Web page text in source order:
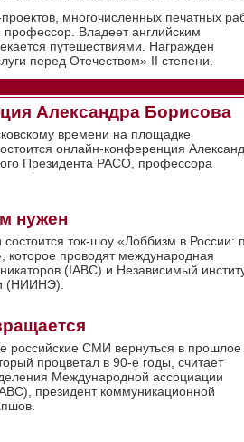
многочисленных печатных
профессор. Владеет английским
путешествиями. Награжден
перед Отечеством» II степени.
Александра Борисова
времени на площадке
онлайн-конференция
Президента РАСО, профессора
нужен
ток-шоу «Лоббизм в России:
которое проводят международная
(IABC) и Независимый
(НИИНЭ).
российские СМИ вернуться в прошлое
процветал в 90-е годы, считает
Международной ассоциации
президент коммуникационной